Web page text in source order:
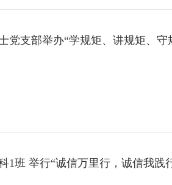
党支部举办“学规矩、讲规矩、守
1班 举行“诚信万里行，诚信我践